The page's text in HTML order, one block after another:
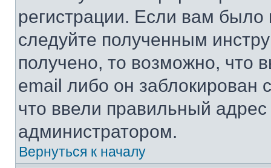
регистрации. Если вам
следуйте полученным
получено, то возможно, что
email либо он
что ввели правильный адрес
администратором.
Вернуться к началу